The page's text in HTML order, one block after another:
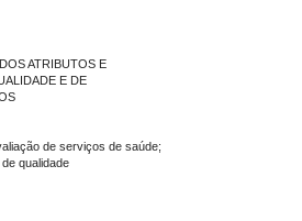
ATRIBUTOS E
E DE
de serviços de saúde;
qualidade